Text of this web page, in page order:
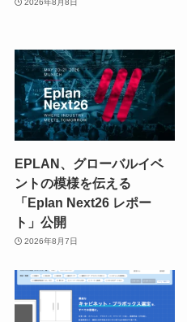
2026年8月8日
EPLAN、グローバルイベ
ントの模様を伝える
「Eplan Next26 レポー
ト」公開
2026年8月7日